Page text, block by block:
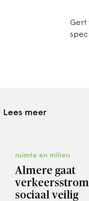
Gert
Lees meer
ruimte en milieu
Almere gaat
sociaal veilig